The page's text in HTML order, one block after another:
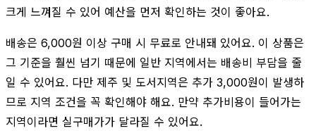
크게 느껴질 수 있어 예산을 먼저 확인하는 것이 좋아요.
배송은 6,000원 이상 구매 시 무료로 안내돼 있어요. 이 상품은
그 기준을 훨씬 넘기 때문에 일반 지역에서는 배송비 부담을 줄
일 수 있어요. 다만 제주 및 도서지역은 추가 3,000원이 발생하
므로 지역 조건을 꼭 확인해야 해요. 만약 추가비용이 들어가는
지역이라면 실구매가가 달라질 수 있어요.